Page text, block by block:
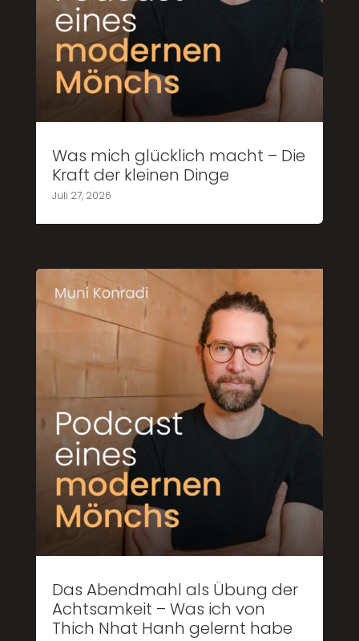
Was mich glücklich macht – Die
Kraft der kleinen Dinge
Juli 27, 2026
Das Abendmahl als Übung der
Achtsamkeit – Was ich von
Thich Nhat Hanh gelernt habe